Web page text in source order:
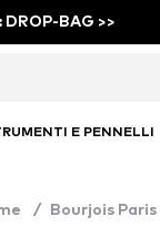
BAG >>
E PENNELLI
/ Bourjois Paris